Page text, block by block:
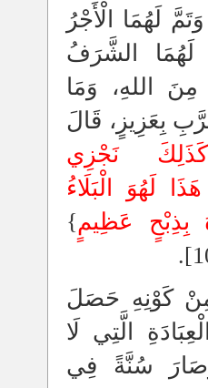
لَهُمَا الْأَجْرُ
لَهُمَا الشَّرَفُ
اللهِ، وَمَا
بِعَزِيزٍ، قَالَ
نَجْزِي
لَهُوَ الْبَلَاءُ
بِذِبْحٍ عَظِيمٍ}
كَوْنِهِ حَصَلَ
الَّتِي لَا
سُنَّةً فِي